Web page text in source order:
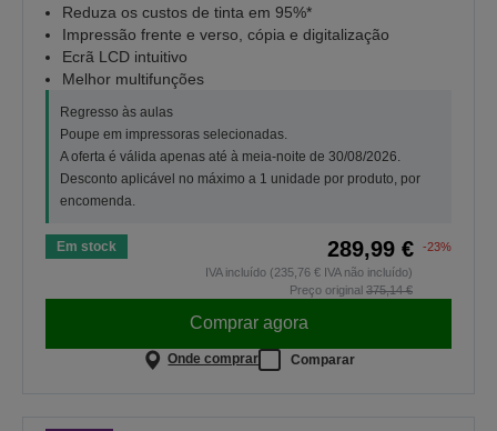
Reduza os custos de tinta em 95%*
Impressão frente e verso, cópia e digitalização
Ecrã LCD intuitivo
Melhor multifunções
Regresso às aulas
Poupe em impressoras selecionadas.
A oferta é válida apenas até à meia-noite de 30/08/2026.
Desconto aplicável no máximo a 1 unidade por produto, por
encomenda.
Em stock 289,99 €
-23%
IVA incluído (235,76 € IVA não incluído)
Preço original 375,14 €
Comprar agora
Onde comprar Comparar